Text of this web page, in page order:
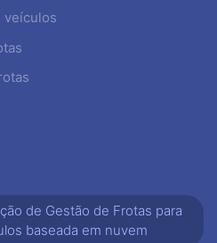
veículos
de Gestão de Frotas para
baseada em nuvem